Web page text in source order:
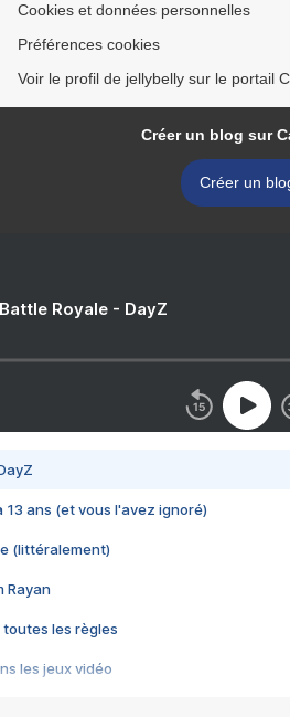
Cookies et données personnelles
Préférences cookies
Voir le profil de jellybelly sur le portail
Créer un blog sur
Créer un
Royale - DayZ
13 ans (et vous l'avez ignoré)
(littéralement)
Rayan
toutes les règles
les jeux vidéo